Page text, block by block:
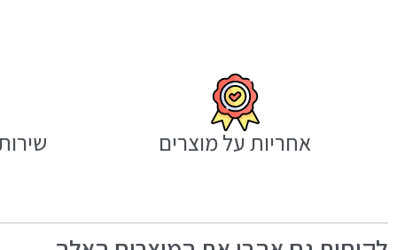
אחריות על מוצרים